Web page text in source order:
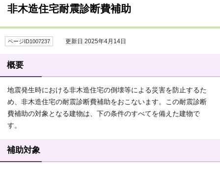
非木造住宅耐震診断費補助
ページID1007237 更新日 2025年4月14日
概要
地震発生時における非木造住宅の倒壊等による災害を防止するた
め、非木造住宅の耐震診断費補助をおこないます。この耐震診断
費補助の対象となる建物は、下の条件のすべてを備えた建物で
す。
補助対象